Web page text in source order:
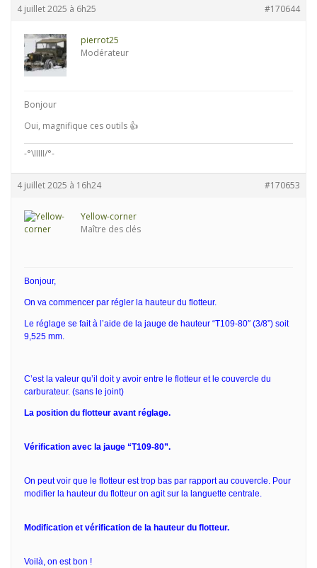
4 juillet 2025 à 6h25 #170644
pierrot25
Modérateur
Bonjour
Oui, magnifique ces outils 👍
-°\IIIII/°-
4 juillet 2025 à 16h24 #170653
Yellow-corner
Maître des clés
Bonjour,
On va commencer par régler la hauteur du flotteur.
Le réglage se fait à l’aide de la jauge de hauteur “T109-80″ (3/8”) soit
9,525 mm.
C’est la valeur qu’il doit y avoir entre le flotteur et le couvercle du
carburateur. (sans le joint)
La position du flotteur avant réglage.
Vérification avec la jauge “T109-80”.
On peut voir que le flotteur est trop bas par rapport au couvercle. Pour
modifier la hauteur du flotteur on agit sur la languette centrale.
Modification et vérification de la hauteur du flotteur.
Voilà, on est bon !